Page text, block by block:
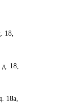
18,
18,
18а,